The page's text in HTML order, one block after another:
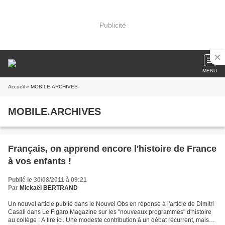
Publicité
MENU
Accueil » MOBILE.ARCHIVES
MOBILE.ARCHIVES
Français, on apprend encore l'histoire de France
à vos enfants !
Publié le 30/08/2011 à 09:21
Par Mickaël BERTRAND
Un nouvel article publié dans le Nouvel Obs en réponse à l'article de Dimitri
Casali dans Le Figaro Magazine sur les "nouveaux programmes" d'histoire
au collège : A lire ici. Une modeste contribution à un débat récurrent, mais